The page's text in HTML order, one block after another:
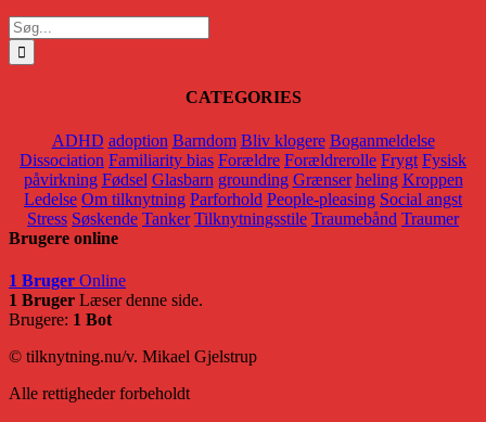
Søg
efter:
CATEGORIES
ADHD adoption Barndom Bliv klogere Boganmeldelse
Dissociation Familiarity bias Forældre Forældrerolle Frygt Fysisk
påvirkning Fødsel Glasbarn grounding Grænser heling Kroppen
Ledelse Om tilknytning Parforhold People-pleasing Social angst
Stress Søskende Tanker Tilknytningsstile Traumebånd Traumer
Brugere online
1 Bruger Online
1 Bruger Læser denne side.
Brugere: 1 Bot
© tilknytning.nu/v. Mikael Gjelstrup
Alle rettigheder forbeholdt